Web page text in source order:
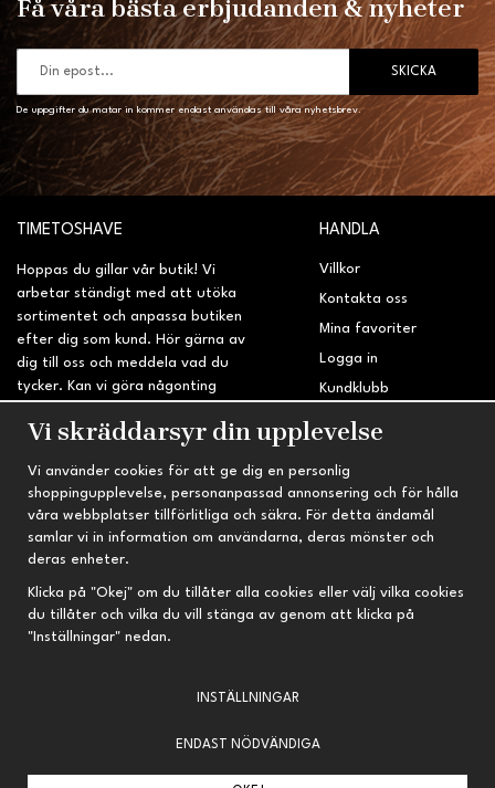
Få våra bästa erbjudanden & nyheter
SKICKA
De uppgifter du matar in kommer endast användas till våra nyhetsbrev.
TIMETOSHAVE
Hoppas du gillar vår butik! Vi
arbetar ständigt med att utöka
sortimentet och anpassa butiken
efter dig som kund. Hör gärna av
dig till oss och meddela vad du
tycker. Kan vi göra någonting
sidan?
HANDLA
Villkor
Kontakta oss
Mina favoriter
Logga in
Kundklubb
Retur & Reklamation
INFORMATION
Om oss
Nyheter
Nyhetsbrev
Om cookies
Prenumeration
TRYGG HANDEL
Fri frakt vid köp över 695 kr
Kvalitetsprodukter till kanonpris
Vi skräddarsyr din upplevelse
Vi använder cookies för att ge dig en personlig
shoppingupplevelse, personanpassad annonsering och för hålla
våra webbplatser tillförlitliga och säkra. För detta ändamål
samlar vi in information om användarna, deras mönster och
deras enheter.
Klicka på "Okej" om du tillåter alla cookies eller välj vilka cookies
du tillåter och vilka du vill stänga av genom att klicka på
"Inställningar" nedan.
INSTÄLLNINGAR
ENDAST NÖDVÄNDIGA